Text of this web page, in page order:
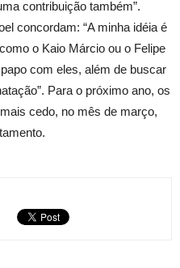
contribuição também”.
concordam: “A minha idéia é
o Kaio Márcio ou o Felipe
com eles, além de buscar
Para o próximo ano, os
cedo, no mês de março,